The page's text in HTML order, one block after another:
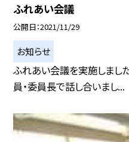
ふれあい会議
公開日 2021/11/29
お知らせ
ふれあい会議を実施しました
員・委員長で話し合いまし...